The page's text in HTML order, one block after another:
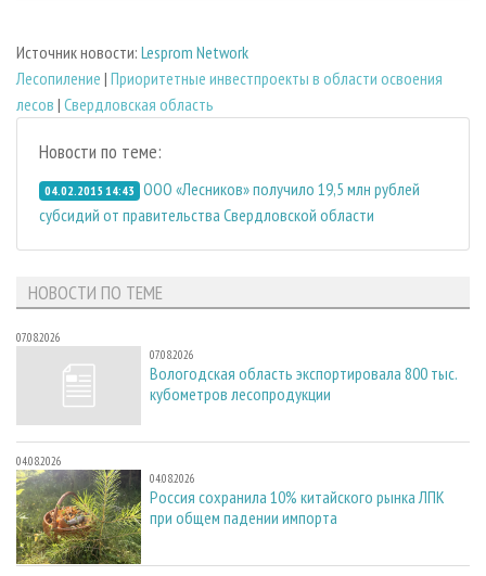
Источник новости: Lesprom Network
Лесопиление | Приоритетные инвестпроекты в области освоения
лесов | Свердловская область
Новости по теме:
04.02.2015 14:43 ООО «Лесников» получило 19,5 млн рублей
субсидий от правительства Свердловской области
НОВОСТИ ПО ТЕМЕ
07.08.2026
07.08.2026
Вологодская область экспортировала 800 тыс.
кубометров лесопродукции
04.08.2026
04.08.2026
Россия сохранила 10% китайского рынка ЛПК
при общем падении импорта